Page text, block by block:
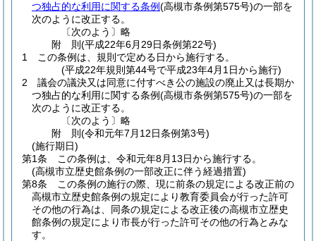
つ独占的な利用に関する条例(高槻市条例第575号)の一部を
次のように改正する。
〔次のよう〕略
附 則(平成22年6月29日条例第22号)
1
この条例は、規則で定める日から施行する。
(平成22年規則第44号で平成23年4月1日から施行)
2
議会の議決又は同意に付すべき公の施設の廃止又は長期か
つ独占的な利用に関する条例(高槻市条例第575号)の一部を
次のように改正する。
〔次のよう〕略
附 則(令和元年7月12日条例第3号)
(施行期日)
第1条
この条例は、令和元年8月13日から施行する。
(高槻市立歴史館条例の一部改正に伴う経過措置)
第8条
この条例の施行の際、現に前条の規定による改正前の
高槻市立歴史館条例の規定により教育委員会が行った許可
その他の行為は、同条の規定による改正後の高槻市立歴史
館条例の規定により市長が行った許可その他の行為とみな
す。